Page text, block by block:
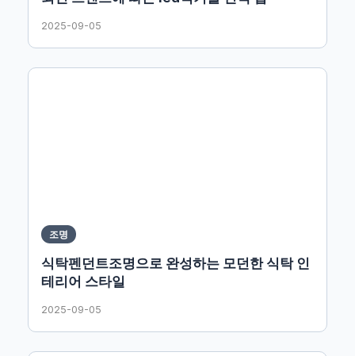
2025-09-05
조명
식탁펜던트조명으로 완성하는 모던한 식탁 인
테리어 스타일
2025-09-05